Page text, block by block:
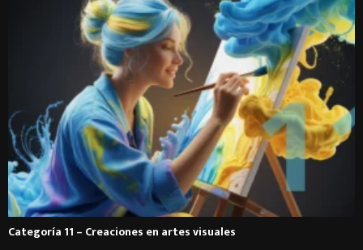
Categoría 11 – Creaciones en artes visuales